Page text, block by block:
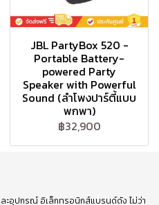
JBL PartyBox 520 -
Portable Battery-
powered Party
Speaker with Powerful
Sound (ลำโพงปาร์ตี้แบบ
พกพา)
฿32,900
ละอุปกรณ์ อิเล็กทรอนิกส์แบรนด์ดัง ไม่ว่า